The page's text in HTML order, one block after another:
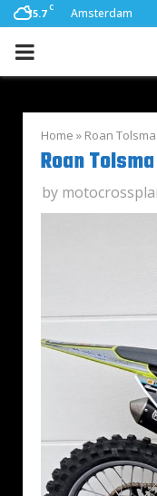
15.7 C Amsterdam
PRIMARY
Home » Roan
Roan
by